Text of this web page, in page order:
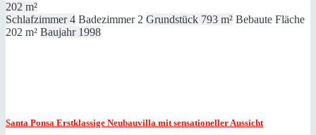
202 m²
Schlafzimmer 4 Badezimmer 2 Grundstück 793 m² Bebaute Fläche
202 m² Baujahr 1998
Santa Ponsa Erstklassige Neubauvilla mit sensationeller Aussicht